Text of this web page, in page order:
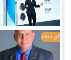
أي خدمة